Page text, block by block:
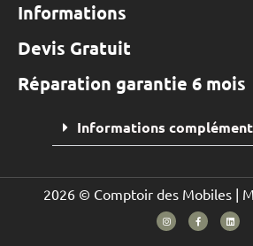
Informations
Devis Gratuit
Réparation garantie 6 mois
Informations
2026 © Comptoir des Mobiles |